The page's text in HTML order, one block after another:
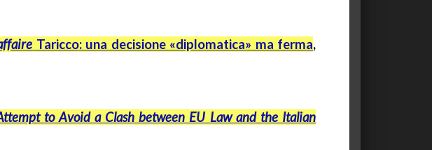
Taricco: una decisione «diplomatica» ma ferma,
to Avoid a Clash between EU Law and the Italian